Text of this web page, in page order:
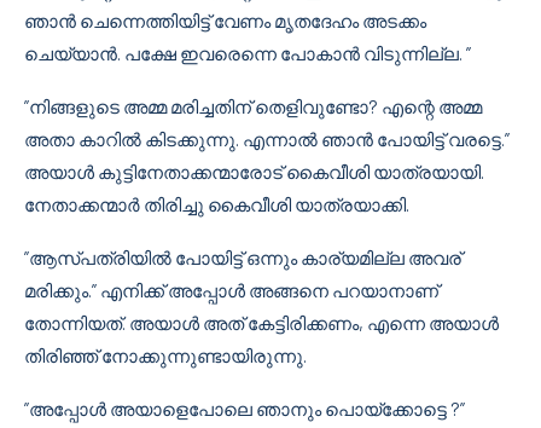
ഞാൻ ചെന്നെത്തിയിട്ട് വേണം മൃതദേഹം അടക്കം
ചെയ്യാൻ. പക്ഷേ ഇവരെന്നെ പോകാൻ വിടുന്നില്ല. ”
”നിങ്ങളുടെ അമ്മ മരിച്ചതിന് തെളിവുണ്ടോ? എന്റെ അമ്മ
അതാ കാറിൽ കിടക്കുന്നു. എന്നാൽ ഞാൻ പോയിട്ട് വരട്ടെ.”
അയാൾ കുട്ടിനേതാക്കന്മാരോട് കൈവീശി യാത്രയായി.
നേതാക്കന്മാർ തിരിച്ചു കൈവീശി യാത്രയാക്കി.
”ആസ്പത്രിയിൽ പോയിട്ട് ഒന്നും കാര്യമില്ല അവര്
മരിക്കും.” എനിക്ക് അപ്പോൾ അങ്ങനെ പറയാനാണ്
തോന്നിയത്. അയാൾ അത് കേട്ടിരിക്കണം, എന്നെ അയാൾ
തിരിഞ്ഞ് നോക്കുന്നുണ്ടായിരുന്നു.
”അപ്പോൾ അയാളെപോലെ ഞാനും പൊയ്ക്കോട്ടെ ?”